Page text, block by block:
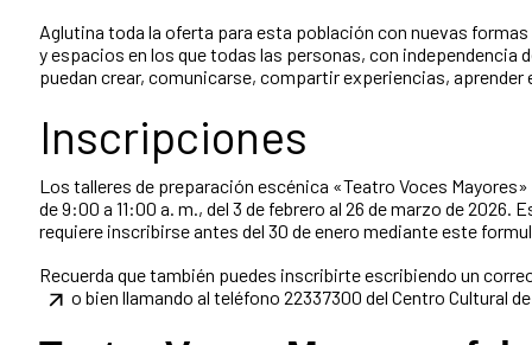
Aglutina toda la oferta para esta población con nuevas formas
y espacios en los que todas las personas, con independencia
puedan crear, comunicarse, compartir experiencias, aprender
Inscripciones
Los talleres de preparación escénica «Teatro Voces
de 9:00 a 11:00 a. m., del 3 de febrero al 26 de marzo de
requiere inscribirse antes del 30 de enero mediante este
Recuerda que también puedes inscribirte escribiendo un
o bien llamando al teléfono 22337300 del Centro Cultural